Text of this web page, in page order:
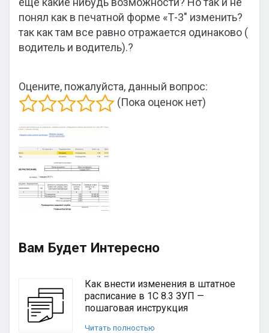
понял как в печатной форме «Т-3″ изменить?
так как там все равно отражается одинаково (
водитель и водитель).?
Оцените, пожалуйста, данный вопрос:
(Пока оценок нет)
Вам Будет Интересно
Как внести изменения в штатное
расписание в 1С 8.3 ЗУП —
пошаговая инструкция
Читать полностью